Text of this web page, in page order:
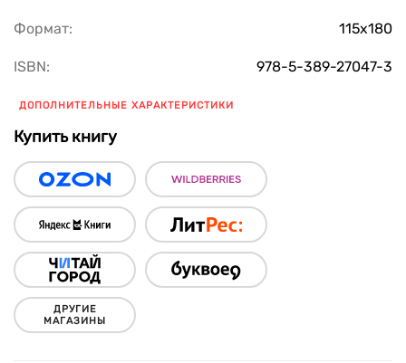
Формат: 115х180
ISBN: 978-5-389-27047-3
ДОПОЛНИТЕЛЬНЫЕ ХАРАКТЕРИСТИКИ
Купить книгу
ДРУГИЕ
МАГАЗИНЫ